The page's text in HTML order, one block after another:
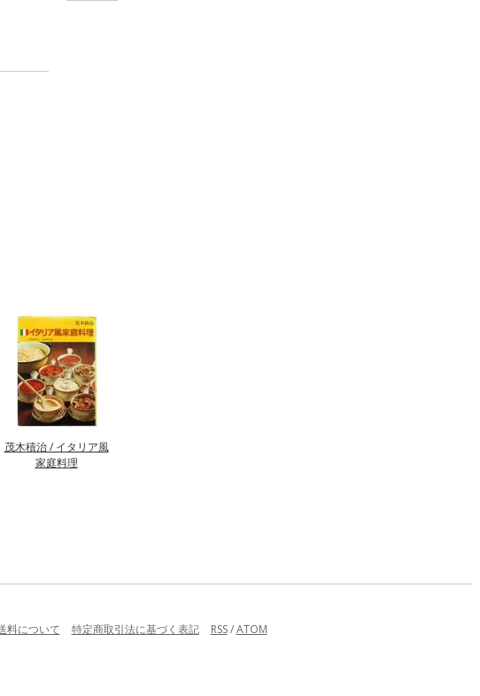
茂木積治 / イタリア風
家庭料理
料について 特定商取引法に基づく表記 RSS/ATOM